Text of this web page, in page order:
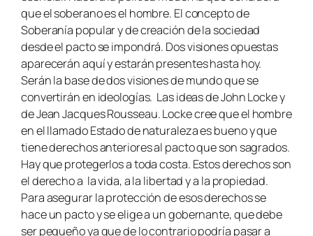
que el soberano es el hombre. El concepto de
Soberanía popular y de creación de la sociedad
desde el pacto se impondrá. Dos visiones opuestas
aparecerán aquí y estarán presentes hasta hoy.
Serán la base de dos visiones de mundo que se
convertirán en ideologías. Las ideas de John Locke y
de Jean Jacques Rousseau. Locke cree que el hombre
en el llamado Estado de naturaleza es bueno y que
tiene derechos anteriores al pacto que son sagrados.
Hay que protegerlos a toda costa. Estos derechos son
el derecho a la vida, a la libertad y a la propiedad.
Para asegurar la protección de esos derechos se
hace un pacto y se elige a un gobernante, que debe
ser pequeño ya que de lo contrario podría pasar a